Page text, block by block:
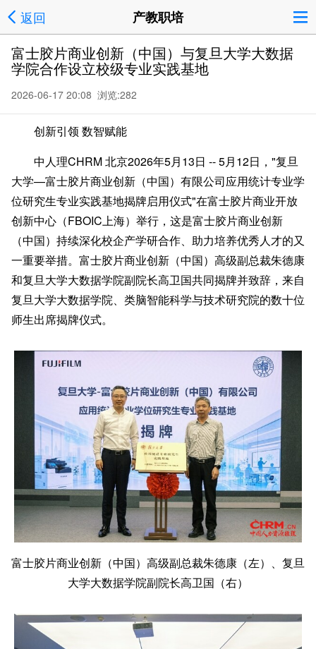
返回 产教职培
富士胶片商业创新（中国）与复旦大学大数据
学院合作设立校级专业实践基地
2026-06-17 20:08 浏览:282
创新引领 数智赋能
中人理CHRM 北京2026年5月13日 -- 5月12日，"复旦
大学—富士胶片商业创新（中国）有限公司应用统计专业学
位研究生专业实践基地揭牌启用仪式"在富士胶片商业开放
创新中心（FBOIC上海）举行，这是富士胶片商业创新
（中国）持续深化校企产学研合作、助力培养优秀人才的又
一重要举措。富士胶片商业创新（中国）高级副总裁朱德康
和复旦大学大数据学院副院长高卫国共同揭牌并致辞，来自
复旦大学大数据学院、类脑智能科学与技术研究院的数十位
师生出席揭牌仪式。
富士胶片商业创新（中国）高级副总裁朱德康（左）、复旦
大学大数据学院副院长高卫国（右）